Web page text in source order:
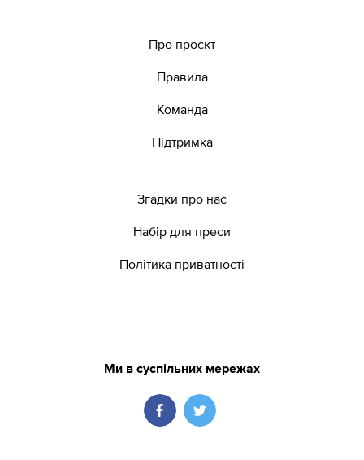
Про проєкт
Правила
Команда
Підтримка
Згадки про нас
Набір для преси
Політика приватності
Ми в суспільних мережах